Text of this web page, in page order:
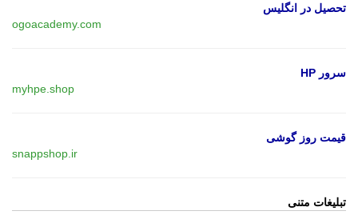
تحصیل در انگلیس
ogoacademy.com
سرور HP
myhpe.shop
قیمت روز گوشی
snappshop.ir
تبلیغات متنی